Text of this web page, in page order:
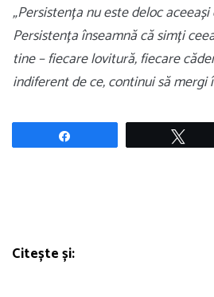
„Persistența nu este deloc
Persistența înseamnă că simți
tine – fiecare lovitură, fiecare
indiferent de ce, continui să mergi
Citește și: